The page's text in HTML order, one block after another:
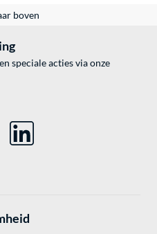
boven
speciale acties via onze